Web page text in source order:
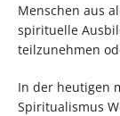
Menschen aus
spirituelle
teilzunehmen
In der heutigen
Spiritualismus